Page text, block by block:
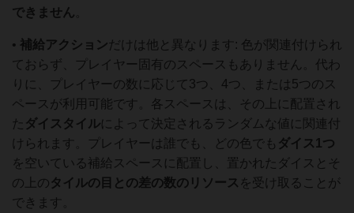
できません
• 補給アクションだけは他と異なります: 色が関連付けられ
ておらず、プレイヤー固有のスペースもありません。代わ
りに、プレイヤーの数に応じて3つ、4つ、または5つのス
ペースが利用可能です。各スペースは、その上に配置され
た
ダイスタイルによって決定されるランダムな値に関連付
けられます。プレイヤーは誰でも、どの色でも ダイス1つ
を空いている補給スペースに配置し、置かれたダイスとそ
の上の タイルの目との差の数のリソース を受け取ることが
できます。